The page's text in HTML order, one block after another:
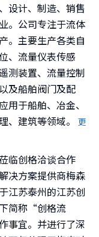
设计、制造、销售
。公司专注于流体
。主要生产各类自
、流量仪表传感
测装置、流量控制
及船舶阀门及配
用于船舶、冶金、
、建筑等领域。
更
临创格洽谈合作
决方案提供商梅森
江苏泰州的江苏创
简称“创格流
事宜。并进行了深